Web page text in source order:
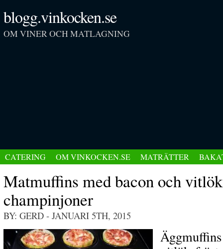
blogg.vinkocken.se
OM VINER OCH MATLAGNING
CATERING OM VINKOCKEN.SE MATRÄTTER
Matmuffins med bacon och
champinjoner
BY: GERD - JANUARI 5TH, 2015